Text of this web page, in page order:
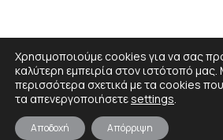
© 2026 Designed and Developed by
reserved.
Χρησιμοποιούμε cookies για να σας
καλύτερη εμπειρία στον ιστότοπό
περισσότερα σχετικά με τα cookies
τα απενεργοποιήσετεsettings.
Αποδοχή Απόρριψη